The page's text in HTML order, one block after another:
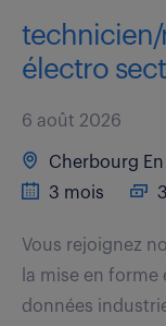
électro
6 août 2026
Cherbourg
3 mois
Vous rejoignez
la mise en
données